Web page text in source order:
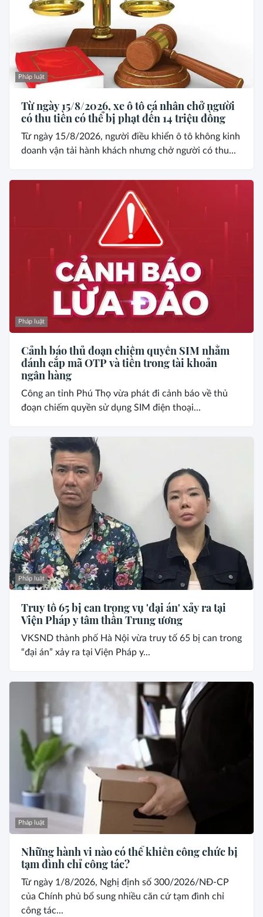
Pháp luật
Từ ngày 15/8/2026, xe ô tô cá nhân chở người
có thu tiền có thể bị phạt đến 14 triệu đồng
Từ ngày 15/8/2026, người điều khiển ô tô không kinh
doanh vận tải hành khách nhưng chở người có thu...
Pháp luật
Cảnh báo thủ đoạn chiếm quyền SIM nhằm
đánh cắp mã OTP và tiền trong tài khoản
ngân hàng
Công an tỉnh Phú Thọ vừa phát đi cảnh báo về thủ
đoạn chiếm quyền sử dụng SIM điện thoại...
Pháp luật
Truy tố 65 bị can trong vụ 'đại án' xảy ra tại
Viện Pháp y tâm thần Trung ương
VKSND thành phố Hà Nội vừa truy tố 65 bị can trong
“đại án” xảy ra tại Viện Pháp y...
Pháp luật
Những hành vi nào có thể khiến công chức bị
tạm đình chỉ công tác?
Từ ngày 1/8/2026, Nghị định số 300/2026/NĐ-CP
của Chính phủ bổ sung nhiều căn cứ tạm đình chỉ
công tác...